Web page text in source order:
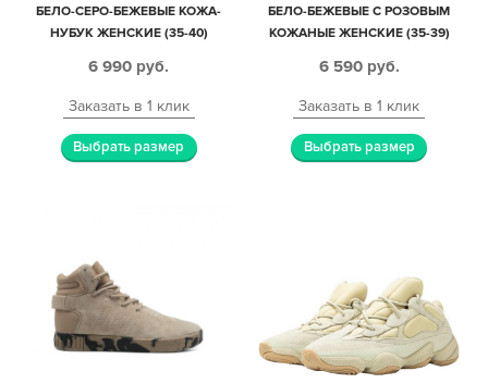
БЕЛО-СЕРО-БЕЖЕВЫЕ КОЖА-
НУБУК ЖЕНСКИЕ (35-40)
6 990 руб.
Заказать в 1 клик
Выбрать размер
БЕЛО-БЕЖЕВЫЕ С РОЗОВЫМ
КОЖАНЫЕ ЖЕНСКИЕ (35-39)
6 590 руб.
Заказать в 1 клик
Выбрать размер